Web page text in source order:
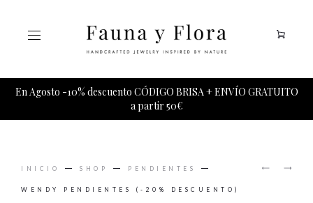
En Agosto -10% descuento CÓDIGO BRISA + ENVÍO GRATUITO
a partir 50€
INICIO SHOP PENDIENTES
WENDY PENDIENTES (-20% DESCUENTO)